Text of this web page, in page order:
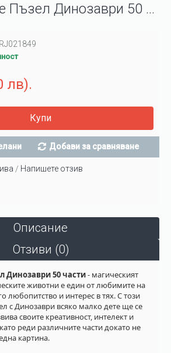
Toy Universe Пъзел Динозаври 50 части
лв).
Купи
Добави за сравняване
/ Напишете отзив
Описание
Отзиви (0)
Динозаври 50 части- магическият
животни е един от любимите на
любопитство и интерес в тях. С този
с Динозаври всяко малко дете ще се
своите креативност, интелект и
реди различните части докато не
картина.